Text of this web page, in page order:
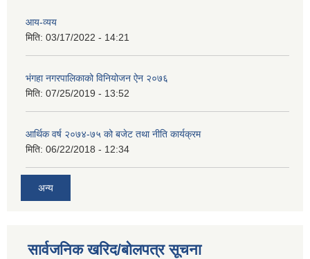
आय-व्यय
मिति: 03/17/2022 - 14:21
भंगहा नगरपालिकाको विनियोजन ऐन २०७६
मिति: 07/25/2019 - 13:52
आर्थिक वर्ष २०७४-७५ को बजेट तथा नीति कार्यक्रम
मिति: 06/22/2018 - 12:34
अन्य
सार्वजनिक खरिद/बोलपत्र सूचना